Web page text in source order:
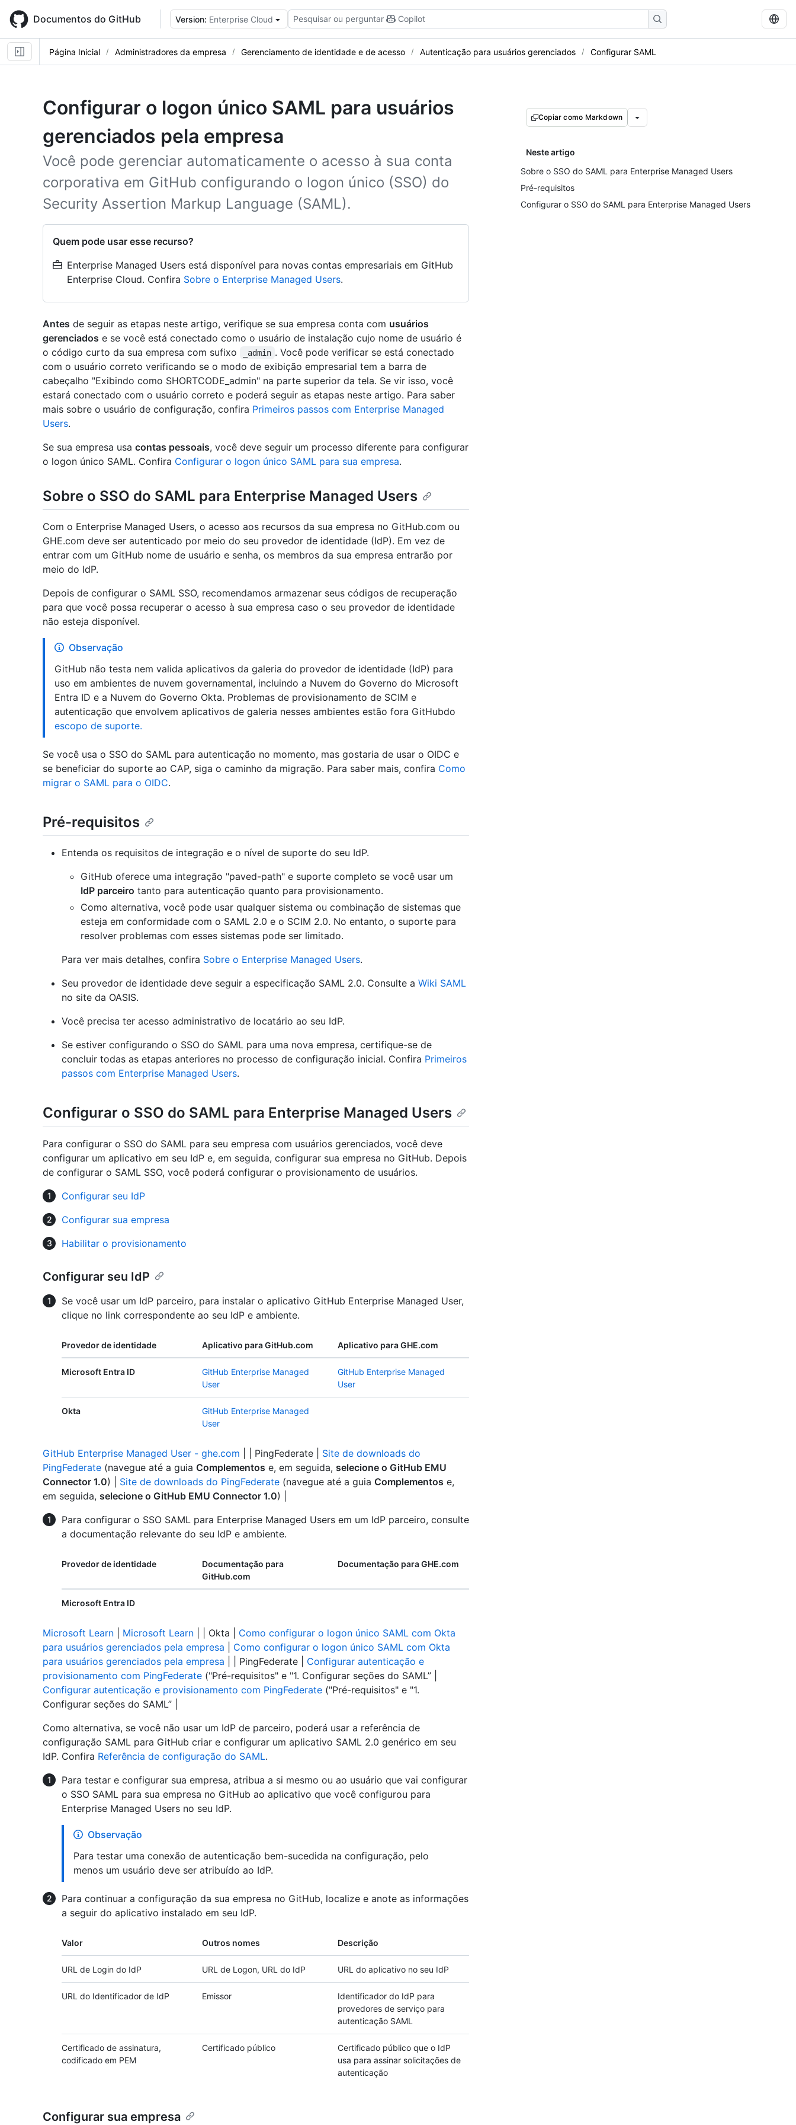
main
content
Documentos do GitHub Version: Enterprise Cloud Pesquisar ou perguntar Copilot
Página Inicial Administradores da empresa Gerenciamento de identidade e de acesso Autenticação para usuários gerenciados Configurar SAML
Configurar o logon único SAML para usuários
gerenciados pela empresa
Você pode gerenciar automaticamente o acesso à sua conta
corporativa em GitHub configurando o logon único (SSO) do
Security Assertion Markup Language (SAML).
Quem pode usar esse recurso?
Enterprise Managed Users está disponível para novas contas empresariais em GitHub
Enterprise Cloud. Confira Sobre o Enterprise Managed Users.
Copiar como Markdown
Neste artigo
Sobre o SSO do SAML para Enterprise Managed Users
Pré-requisitos
Configurar o SSO do SAML para Enterprise Managed Users
Antes de seguir as etapas neste artigo, verifique se sua empresa conta com usuários
gerenciados e se você está conectado como o usuário de instalação cujo nome de usuário é
o código curto da sua empresa com sufixo
_admin . Você pode verificar se está conectado
com o usuário correto verificando se o modo de exibição empresarial tem a barra de
cabeçalho "Exibindo como SHORTCODE_admin" na parte superior da tela. Se vir isso, você
estará conectado com o usuário correto e poderá seguir as etapas neste artigo. Para saber
mais sobre o usuário de configuração, confira Primeiros passos com Enterprise Managed
Users.
Se sua empresa usa contas pessoais, você deve seguir um processo diferente para configurar
o logon único SAML. Confira Configurar o logon único SAML para sua empresa.
Sobre o SSO do SAML para Enterprise Managed Users
Com o Enterprise Managed Users, o acesso aos recursos da sua empresa no GitHub.com ou
GHE.com deve ser autenticado por meio do seu provedor de identidade (IdP). Em vez de
entrar com um GitHub nome de usuário e senha, os membros da sua empresa entrarão por
meio do IdP.
Depois de configurar o SAML SSO, recomendamos armazenar seus códigos de recuperação
para que você possa recuperar o acesso à sua empresa caso o seu provedor de identidade
não esteja disponível.
Observação
GitHub não testa nem valida aplicativos da galeria do provedor de identidade (IdP) para
uso em ambientes de nuvem governamental, incluindo a Nuvem do Governo do Microsoft
Entra ID e a Nuvem do Governo Okta. Problemas de provisionamento de SCIM e
autenticação que envolvem aplicativos de galeria nesses ambientes estão fora GitHubdo
escopo de suporte.
Se você usa o SSO do SAML para autenticação no momento, mas gostaria de usar o OIDC e
se beneficiar do suporte ao CAP, siga o caminho da migração. Para saber mais, confira Como
migrar o SAML para o OIDC.
Pré-requisitos
Entenda os requisitos de integração e o nível de suporte do seu IdP.
GitHub oferece uma integração "paved-path" e suporte completo se você usar um
IdP parceiro tanto para autenticação quanto para provisionamento.
Como alternativa, você pode usar qualquer sistema ou combinação de sistemas que
esteja em conformidade com o SAML 2.0 e o SCIM 2.0. No entanto, o suporte para
resolver problemas com esses sistemas pode ser limitado.
Para ver mais detalhes, confira Sobre o Enterprise Managed Users.
Seu provedor de identidade deve seguir a especificação SAML 2.0. Consulte a Wiki SAML
no site da OASIS.
Você precisa ter acesso administrativo de locatário ao seu IdP.
Se estiver configurando o SSO do SAML para uma nova empresa, certifique-se de
concluir todas as etapas anteriores no processo de configuração inicial. Confira Primeiros
passos com Enterprise Managed Users.
Configurar o SSO do SAML para Enterprise Managed Users
Para configurar o SSO do SAML para seu empresa com usuários gerenciados, você deve
configurar um aplicativo em seu IdP e, em seguida, configurar sua empresa no GitHub. Depois
de configurar o SAML SSO, você poderá configurar o provisionamento de usuários.
Configurar seu IdP
Configurar sua empresa
Habilitar o provisionamento
Configurar seu IdP
Se você usar um IdP parceiro, para instalar o aplicativo GitHub Enterprise Managed User,
clique no link correspondente ao seu IdP e ambiente.
Provedor de identidade Aplicativo para GitHub.com Aplicativo para GHE.com
Microsoft Entra ID
GitHub Enterprise Managed
User
GitHub Enterprise Managed
User
Okta
GitHub Enterprise Managed
User
GitHub Enterprise Managed User - ghe.com | | PingFederate | Site de downloads do
PingFederate (navegue até a guia Complementos e, em seguida, selecione o GitHub EMU
Connector 1.0) | Site de downloads do PingFederate (navegue até a guia Complementos e,
em seguida, selecione o GitHub EMU Connector 1.0) |
Para configurar o SSO SAML para Enterprise Managed Users em um IdP parceiro, consulte
a documentação relevante do seu IdP e ambiente.
Provedor de identidade
Documentação para
GitHub.com
Documentação para GHE.com
Microsoft Entra ID
Microsoft Learn Microsoft Learn | | Okta | Como configurar o logon único SAML com Okta
para usuários gerenciados pela empresa
Como configurar o logon único SAML com Okta
para usuários gerenciados pela empresa | | PingFederate | Configurar autenticação e
provisionamento com PingFederate ("Pré-requisitos" e "1. Configurar seções do SAML” |
Configurar autenticação e provisionamento com PingFederate ("Pré-requisitos" e "1.
Configurar seções do SAML” |
Como alternativa, se você não usar um IdP de parceiro, poderá usar a referência de
configuração SAML para GitHub criar e configurar um aplicativo SAML 2.0 genérico em seu
IdP. Confira Referência de configuração do SAML.
Para testar e configurar sua empresa, atribua a si mesmo ou ao usuário que vai configurar
o SSO SAML para sua empresa no GitHub ao aplicativo que você configurou para
Enterprise Managed Users no seu IdP.
Observação
Para testar uma conexão de autenticação bem-sucedida na configuração, pelo
menos um usuário deve ser atribuído ao IdP.
Para continuar a configuração da sua empresa no GitHub, localize e anote as informações
a seguir do aplicativo instalado em seu IdP.
Valor Outros nomes Descrição
URL de Login do IdP URL de Logon, URL do IdP URL do aplicativo no seu IdP
URL do Identificador de IdP Emissor
Identificador do IdP para
provedores de serviço para
autenticação SAML
Certificado de assinatura,
codificado em PEM
Certificado público
Certificado público que o IdP
usa para assinar solicitações de
autenticação
Configurar sua empresa